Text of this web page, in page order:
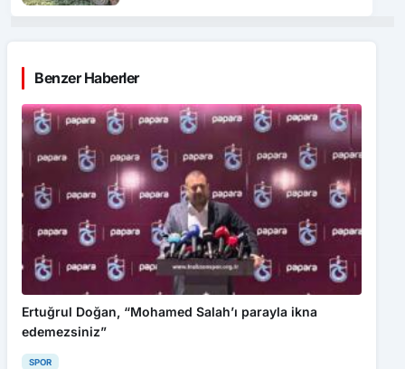
Benzer Haberler
Ertuğrul Doğan, “Mohamed Salah’ı parayla ikna
edemezsiniz”
SPOR